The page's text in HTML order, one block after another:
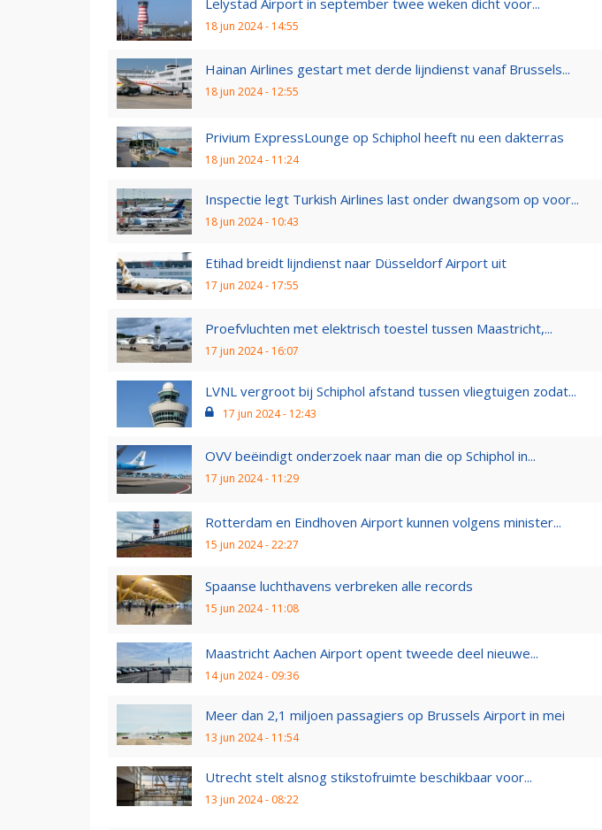
Lelystad Airport in september twee weken dicht voor...
18 jun 2024 - 14:55
Hainan Airlines gestart met derde lijndienst vanaf Brussels...
18 jun 2024 - 12:55
Privium ExpressLounge op Schiphol heeft nu een dakterras
18 jun 2024 - 11:24
Inspectie legt Turkish Airlines last onder dwangsom op voor...
18 jun 2024 - 10:43
Etihad breidt lijndienst naar Düsseldorf Airport uit
17 jun 2024 - 17:55
Proefvluchten met elektrisch toestel tussen Maastricht,...
17 jun 2024 - 16:07
LVNL vergroot bij Schiphol afstand tussen vliegtuigen zodat...
17 jun 2024 - 12:43
OVV beëindigt onderzoek naar man die op Schiphol in...
17 jun 2024 - 11:29
Rotterdam en Eindhoven Airport kunnen volgens minister...
15 jun 2024 - 22:27
Spaanse luchthavens verbreken alle records
15 jun 2024 - 11:08
Maastricht Aachen Airport opent tweede deel nieuwe...
14 jun 2024 - 09:36
Meer dan 2,1 miljoen passagiers op Brussels Airport in mei
13 jun 2024 - 11:54
Utrecht stelt alsnog stikstofruimte beschikbaar voor...
13 jun 2024 - 08:22